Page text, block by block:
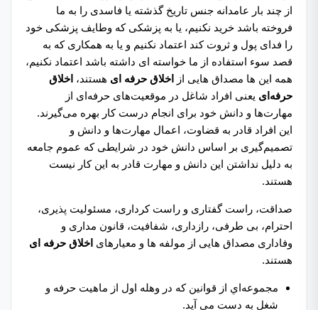
از چند بار عامدانه جنس تاریخ گذشته یا فاسدی را به ما
فروخته باشد خرید نکنیم، یا به پزشکی که وطایف پزشکی خود
را فدای پول و ثروت کند اعتماد نکنیم و یا به همکاری که به
قصد سوء استفاده از ما خواسته ای داشته باشد اعتماد نکنیم،
همه این ها مصداق هایی از
اخلاق حرفه ای هستند، اخلاق
حرفه‌ای یعنی افراد شاغل در موقعیت‌های حرفه‌ای از
مهارت‌ها و دانش خود برای انجام درست کار بهره می‌گیرند.
این افراد قادر به قضاوت، اعمال مهارت‌ها و دانش و
تصمیم‌گیری بر اساس دانش خود در شرایطی که عموم جامعه
به دلیل نداشتن این دانش و مهارت قادر به این کار نیست
هستند.
صداقت، راست گفتاری و راست کرداری، مسئولیت پذیری،
احترام، بی طرفی، رازداری، شفافیت، قانون مداری و
وفاداری مصداق هایی از مولفه ها و معیارهای اخلاق حرفه ای
هستند.
مجموعه‌اي از قوانين كه در وهله اول از ماهيت حرفه و
شغل به دست می آيد.